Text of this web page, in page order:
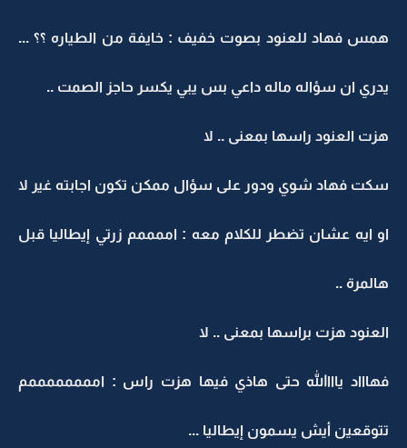
همس فهاد للعنود بصوت خفيف : خايفة من الطياره ؟؟ ...
يدري ان سؤاله ماله داعي بس يبي يكسر حاجز الصمت ..
هزت العنود راسها بمعنى .. لا
سكت فهاد شوي ودور على سؤال ممكن تكون اجابته غير لا
او ايه عشان تضطر للكلام معه : اممممم زرتي إيطاليا قبل
هالمرة ..
العنود هزت براسها بمعنى .. لا
فهاااد ياااالله حتى هاذي فيها هزت راس : اممممممممم
تتوقعين أيش يسمون إيطاليا ...